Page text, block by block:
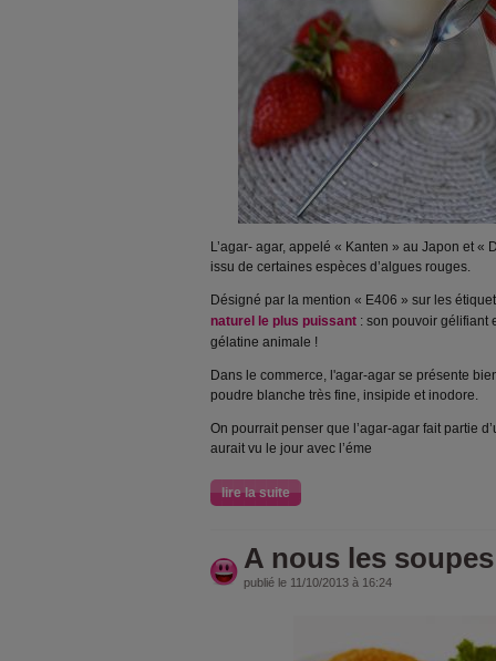
L’agar- agar, appelé « Kanten » au Japon et «
issu de certaines espèces d’algues rouges.
Désigné par la mention « E406 » sur les
naturel le plus puissant : son pouvoir gélifiant
gélatine animale !
Dans le commerce, l'agar-agar se présente
poudre blanche très fine, insipide et inodore.
On pourrait penser que l’agar-agar fait partie
aurait vu le jour avec l’éme
lire la suite
A nous les
publié le 11/10/2013 à 16:24